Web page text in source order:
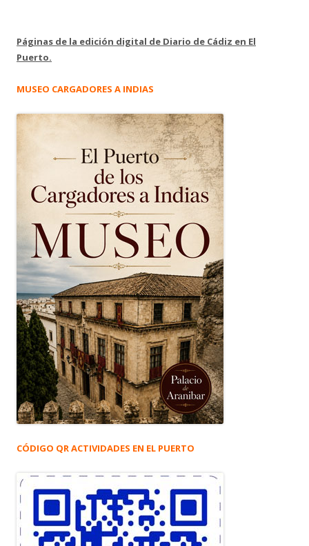
Páginas de la edición digital de Diario de Cádiz en El
Puerto.
MUSEO CARGADORES A INDIAS
CÓDIGO QR ACTIVIDADES EN EL PUERTO